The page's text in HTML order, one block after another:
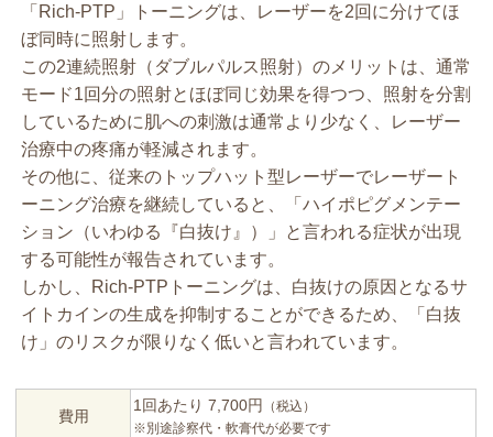
「Rich-PTP」トーニングは、レーザーを2回に分けてほ
ぼ同時に照射します。
この2連続照射（ダブルパルス照射）のメリットは、通常
モード1回分の照射とほぼ同じ効果を得つつ、照射を分割
しているために肌への刺激は通常より少なく、レーザー
治療中の疼痛が軽減されます。
その他に、従来のトップハット型レーザーでレーザート
ーニング治療を継続していると、「ハイポピグメンテー
ション（いわゆる『白抜け』）」と言われる症状が出現
する可能性が報告されています。
しかし、Rich-PTPトーニングは、白抜けの原因となるサ
イトカインの生成を抑制することができるため、「白抜
け」のリスクが限りなく低いと言われています。
費用
1回あたり 7,700円 （税込）
※別途診察代・軟膏代が必要です